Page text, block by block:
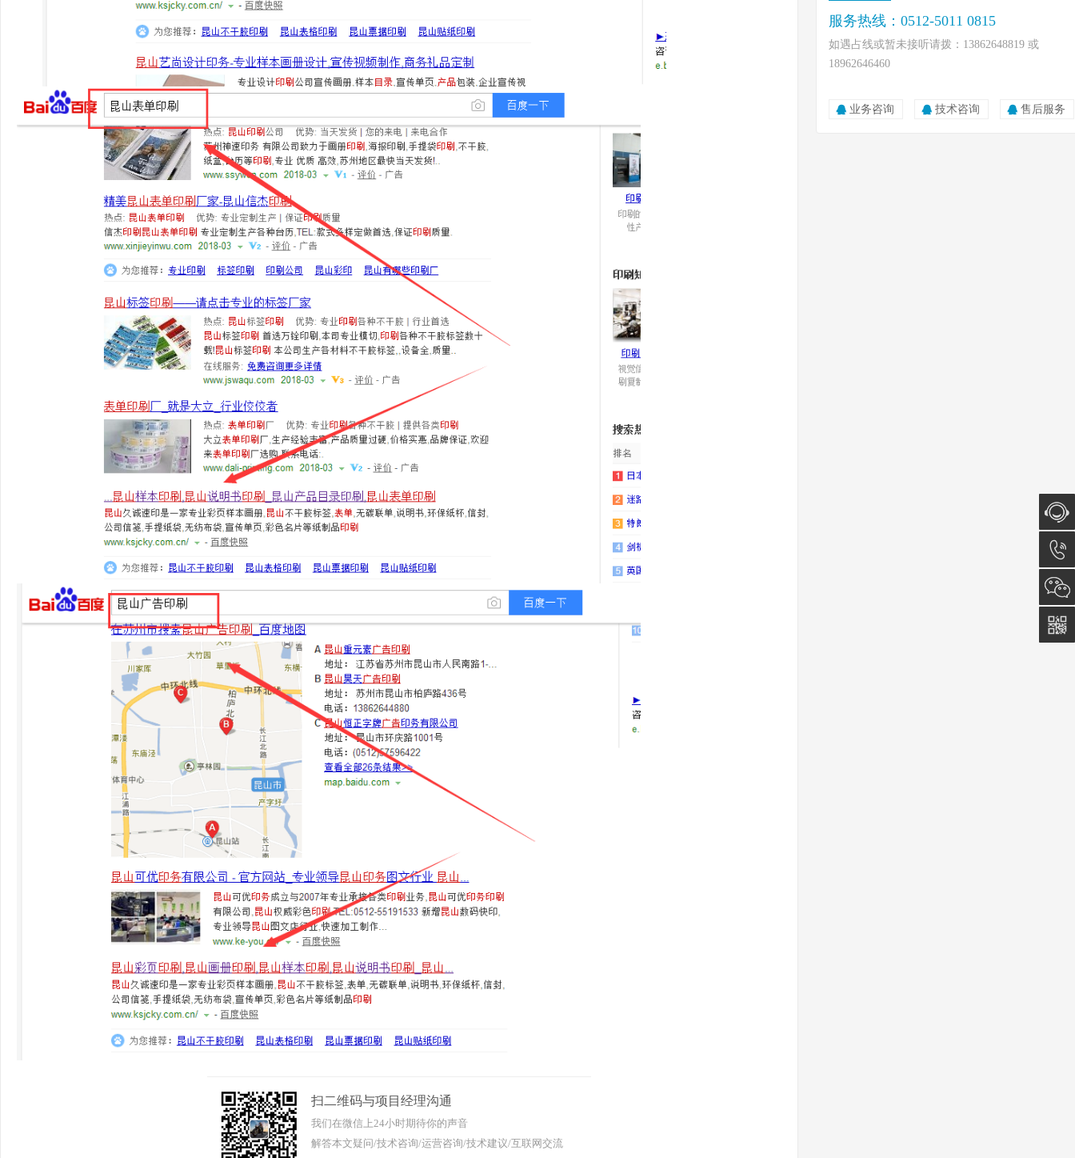
扫二维码与项目经理沟通
我们在微信上24小时期待你的声音
解答本文疑问/技术咨询/运营咨询/技术建议/互联网交流
服务热线：0512-5011 0815
如遇占线或暂未接听请拨：13862648819 或
18962646460
业务咨询 技术咨询 售后服务
在线咨
询
0512-
5011